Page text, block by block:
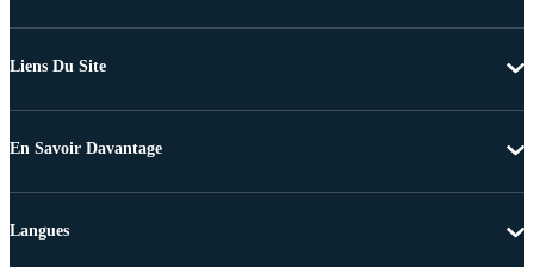
Liens Du Site
En Savoir Davantage
Langues